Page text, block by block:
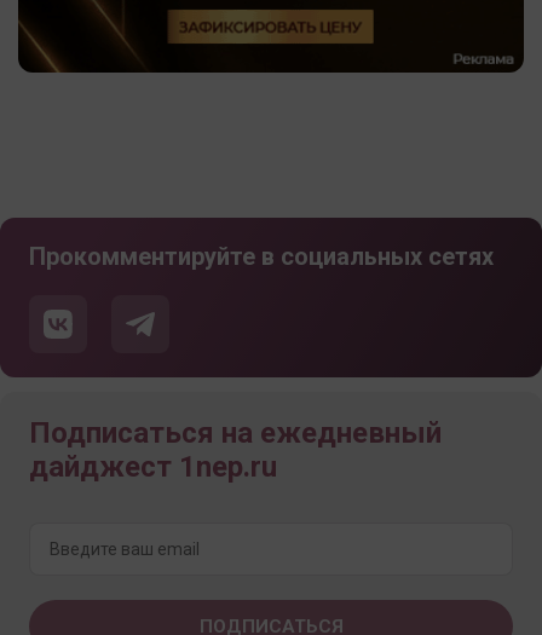
Прокомментируйте в социальных сетях
Подписаться на ежедневный
дайджест 1nep.ru